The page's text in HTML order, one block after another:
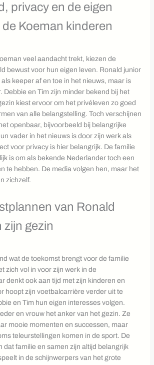
privacy en de eigen
de Koeman kinderen
veel aandacht trekt, kiezen de
bewust voor hun eigen leven. Ronald junior
keeper af en toe in het nieuws, maar is
Debbie en Tim zijn minder bekend bij het
kiest ervoor om het privéleven zo goed
van alle belangstelling. Toch verschijnen
openbaar, bijvoorbeeld bij belangrijke
vader in het nieuws is door zijn werk als
voor privacy is hier belangrijk. De familie
is om als bekende Nederlander toch een
te hebben. De media volgen hen, maar het
zichzelf.
van Ronald
zijn gezin
wat de toekomst brengt voor de familie
zich vol in voor zijn werk in de
denkt ook aan tijd met zijn kinderen en
hoopt zijn voetbalcarrière verder uit te
en Tim hun eigen interesses volgen.
en vrouw het anker van het gezin. Ze
mooie momenten en successen, maar
teleurstellingen komen in de sport. De
dat familie en samen zijn altijd belangrijk
in de schijnwerpers van het grote